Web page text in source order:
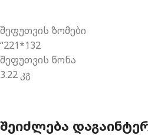
შეფუთვის ზომები
“221*132
შეფუთვის წონა
3.22 კგ
ᲨᲔᲘᲫᲚᲔᲑᲐ